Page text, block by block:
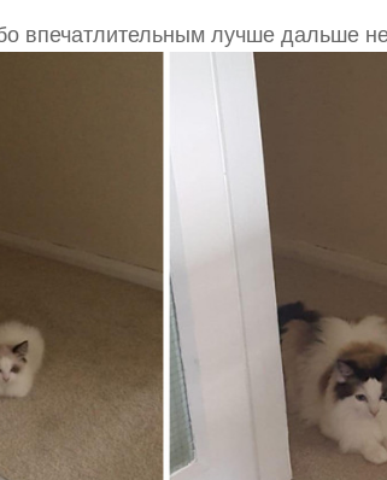
впечатлительным лучше дальше не